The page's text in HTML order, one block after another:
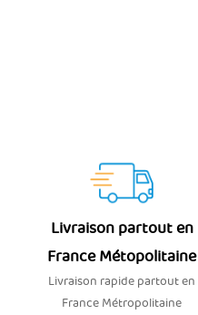
Livraison partout en
France Métopolitaine
Livraison rapide partout en
France Métropolitaine